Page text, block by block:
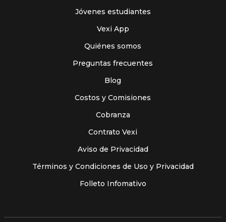
Jóvenes estudiantes
Vexi App
Quiénes somos
Preguntas frecuentes
Blog
Costos y Comisiones
Cobranza
Contrato Vexi
Aviso de Privacidad
Términos y Condiciones de Uso y Privacidad
Folleto Infomativo